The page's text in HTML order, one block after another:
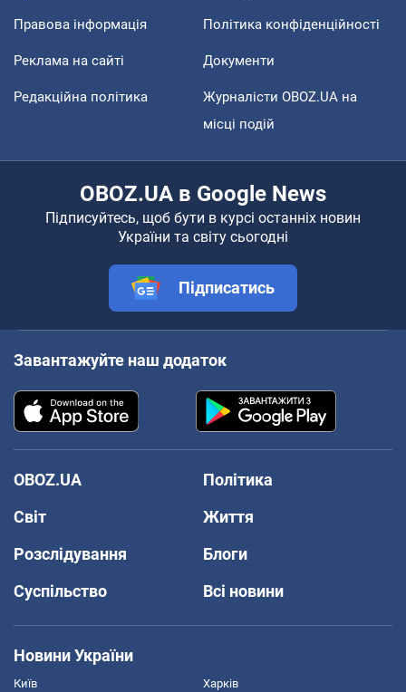
Правова інформація Політика конфіденційності
Реклама на сайті Документи
Редакційна політика
Журналісти OBOZ.UA на
місці подій
OBOZ.UA в Google News
Підписуйтесь, щоб бути в курсі останніх новин
України та світу сьогодні
Підписатись
Завантажуйте наш додаток
OBOZ.UA
Політика
Світ
Життя
Розслідування
Блоги
Суспільство
Всі новини
Новини України
Київ Харків